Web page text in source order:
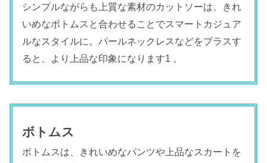
シンプルながらも上質な素材のカットソーは、きれ
いめなボトムスと合わせることでスマートカジュア
ルなスタイルに。パールネックレスなどをプラスす
ると、より上品な印象になります1 。
ボトムス
ボトムスは、きれいめなパンツや上品なスカートを